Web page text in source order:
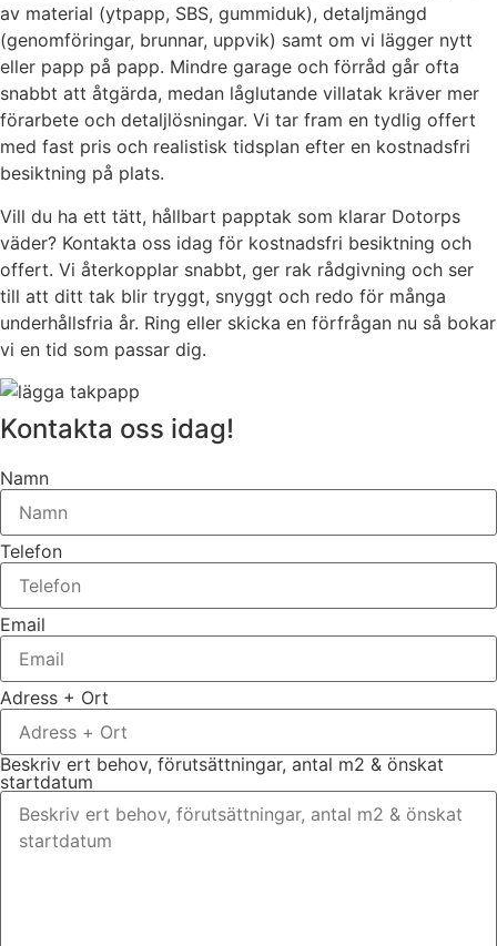
av material (ytpapp, SBS, gummiduk), detaljmängd
(genomföringar, brunnar, uppvik) samt om vi lägger nytt
eller papp på papp. Mindre garage och förråd går ofta
snabbt att åtgärda, medan låglutande villatak kräver mer
förarbete och detaljlösningar. Vi tar fram en tydlig offert
med fast pris och realistisk tidsplan efter en kostnadsfri
besiktning på plats.
Vill du ha ett tätt, hållbart papptak som klarar Dotorps
väder? Kontakta oss idag för kostnadsfri besiktning och
offert. Vi återkopplar snabbt, ger rak rådgivning och ser
till att ditt tak blir tryggt, snyggt och redo för många
underhållsfria år. Ring eller skicka en förfrågan nu så bokar
vi en tid som passar dig.
Kontakta oss idag!
Namn
Telefon
Email
Adress + Ort
Beskriv ert behov, förutsättningar, antal m2 & önskat
startdatum